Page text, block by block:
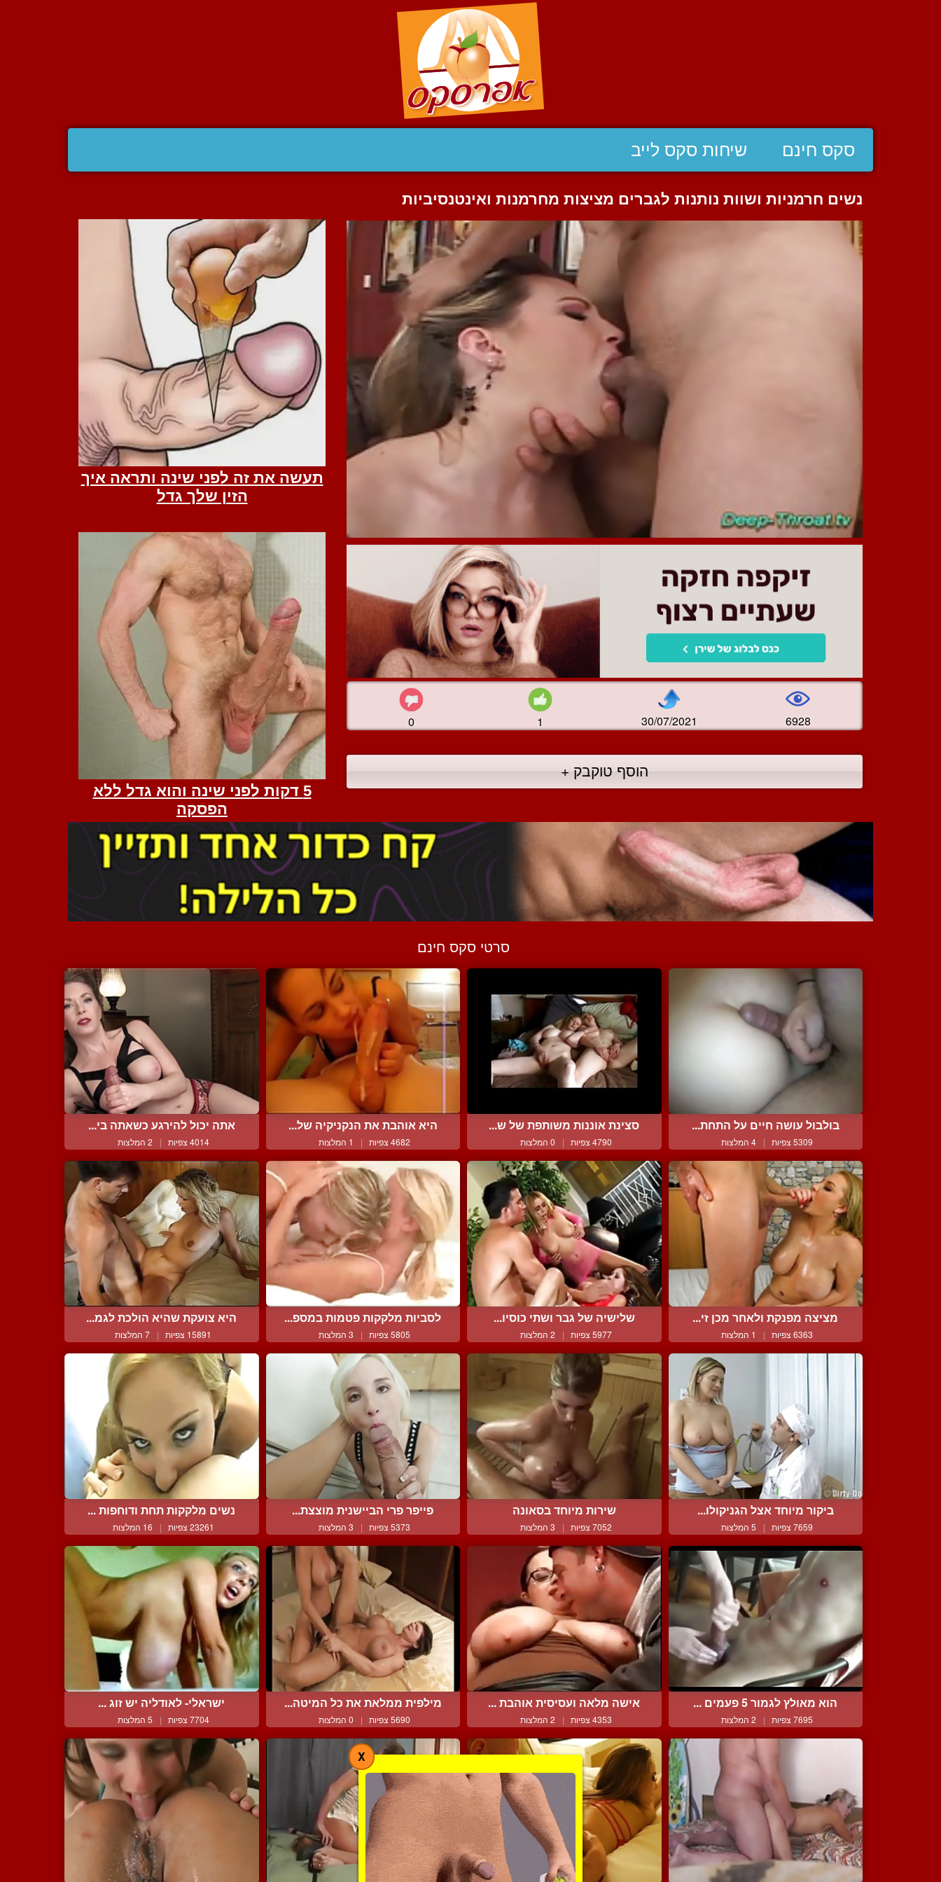
סקס חינם שיחות סקס לייב
נשים חרמניות ושוות נותנות לגברים מציצות מחרמנות ואינטנסיביות
0 1 30/07/2021 6928
הוסף טוקבק +
סרטי סקס חינם
בולבול עושה חיים על התחת...
5309 צפיות | 4 המלצות
סצינת אוננות משותפת של ש...
4790 צפיות | 0 המלצות
היא אוהבת את הנקניקיה של...
4682 צפיות | 1 המלצות
אתה יכול להירגע כשאתה בי...
4014 צפיות | 2 המלצות
מציצה מפנקת ולאחר מכן זי...
6363 צפיות | 1 המלצות
שלישיה של גבר ושתי כוסיו...
5977 צפיות | 2 המלצות
לסביות מלקקות פטמות במספ...
5805 צפיות | 3 המלצות
היא צועקת שהיא הולכת לגמ...
15891 צפיות | 7 המלצות
ביקור מיוחד אצל הגניקולו...
7659 צפיות | 5 המלצות
שירות מיוחד בסאונה
7052 צפיות | 3 המלצות
פייפר פרי הביישנית מוצצת...
5373 צפיות | 3 המלצות
נשים מלקקות תחת ודוחפות ...
23261 צפיות | 16 המלצות
הוא מאולץ לגמור 5 פעמים ...
7695 צפיות | 2 המלצות
אישה מלאה ועסיסית אוהבת ...
4353 צפיות | 2 המלצות
מילפית ממלאת את כל המיטה...
5690 צפיות | 0 המלצות
ישראלי- לאודליה יש זוג ...
7704 צפיות | 5 המלצות
X